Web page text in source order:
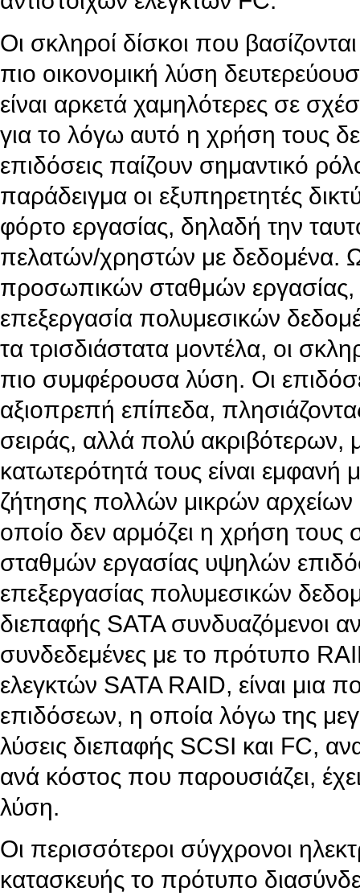
Οι σκληροί δίσκοι που
πιο οικονομική λύση
είναι αρκετά χαμηλότερες σε
για το λόγω αυτό η χρήση τους
επιδόσεις παίζουν σημαντικό
παράδειγμα οι εξυπηρετητές
φόρτο εργασίας, δηλαδή την
πελατών/χρηστών με δεδομένα.
προσωπικών σταθμών εργασίας,
επεξεργασία πολυμεσικών
τα τρισδιάστατα μοντέλα, οι
πιο συμφέρουσα λύση. Οι
αξιοπρεπή επίπεδα,
σειράς, αλλά πολύ
κατωτερότητά τους είναι
ζήτησης πολλών μικρών αρχείων
οποίο δεν αρμόζει η χρήση τους
σταθμών εργασίας υψηλών
επεξεργασίας πολυμεσικών
διεπαφής SATA συνδυαζόμενοι
συνδεδεμένες με το πρότυπο
ελεγκτών SATA RAID, είναι μια
επιδόσεων, η οποία λόγω της
λύσεις διεπαφής SCSI και FC,
ανά κόστος που παρουσιάζει,
λύση.
Οι περισσότεροι σύγχρονοι
κατασκευής το πρότυπο